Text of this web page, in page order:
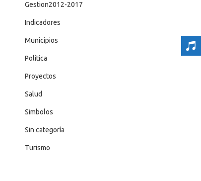
Gestion2012-2017
Indicadores
Municipios
Política
Proyectos
Salud
Simbolos
Sin categoría
Turismo